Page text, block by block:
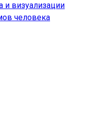
и визуализации
человека